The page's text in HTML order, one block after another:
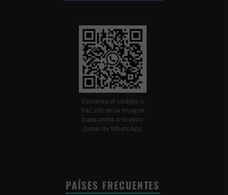
Escanea el código o
haz clic en la imagen
para unirte a nuestro
canal de WhatsApp
PAÍSES FRECUENTES